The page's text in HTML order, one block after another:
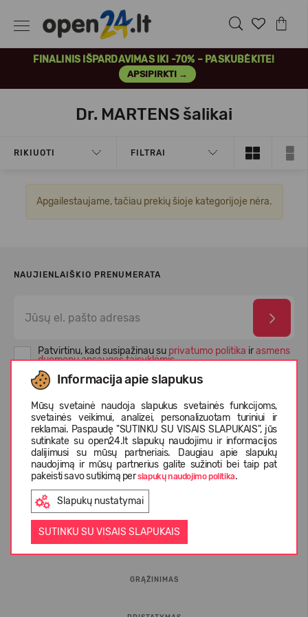
FINALINIS IŠPARDAVIMAS IKI -70% – PASKUBĖKITE!
APSIPIRKTI →
Informacija apie slapukus
Mūsų svetainė naudoja slapukus svetainės funkcijoms,
svetainės veikimui, analizei, personalizuotam turiniui ir
reklamai. Paspaudę "SUTINKU SU VISAIS SLAPUKAIS", jūs
sutinkate su open24.lt slapukų naudojimu ir informacijos
dalijimusi su mūsų partneriais. Daugiau apie slapukų
naudojimą ir mūsų partnerius galite sužinoti bei taip pat
pakeisti savo sutikimą perslapukų naudojimo politika.
Slapukų nustatymai
SUTINKU SU VISAIS SLAPUKAIS
Dr. MARTENS šalikai
RIKIUOTI FILTRAI
Apgailestaujame, tačiau prekių šioje kategorijoje nėra.
NAUJIENLAIŠKIO PRENUMERATA
Patvirtinu, kad susipažinau su privatumo politika irasmens
duomenų apsaugos taisyklėmis
INFORMACIJA PIRKĖJUI
GRĄŽINIMAS